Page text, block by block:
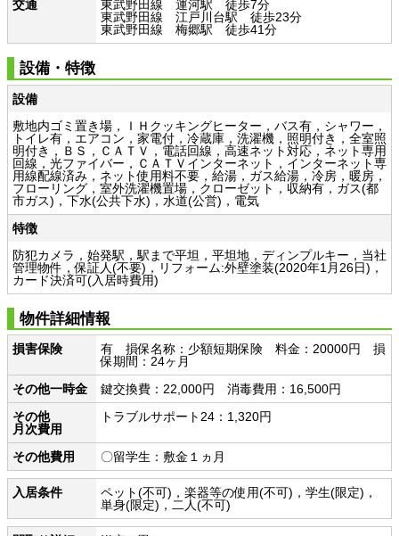
交通
東武野田線 運河駅 徒歩7分
東武野田線 江戸川台駅 徒歩23分
東武野田線 梅郷駅 徒歩41分
設備・特徴
設備
敷地内ゴミ置き場，ＩＨクッキングヒーター，バス有，シャワー，
トイレ有，エアコン，家電付，冷蔵庫，洗濯機，照明付き，全室照
明付き，ＢＳ，ＣＡＴＶ，電話回線，高速ネット対応，ネット専用
回線，光ファイバー，ＣＡＴＶインターネット，インターネット専
用線配線済み，ネット使用料不要，給湯，ガス給湯，冷房，暖房，
フローリング，室外洗濯機置場，クローゼット，収納有，ガス(都
市ガス)，下水(公共下水)，水道(公営)，電気
特徴
防犯カメラ，始発駅，駅まで平坦，平坦地，ディンプルキー，当社
管理物件，保証人(不要)，リフォーム:外壁塗装(2020年1月26日)，
カード決済可(入居時費用)
物件詳細情報
損害保険
有 損保名称：少額短期保険 料金：20000円 損
保期間：24ヶ月
その他一時金
鍵交換費：22,000円 消毒費用：16,500円
その他
月次費用
トラブルサポート24：1,320円
その他費用 〇留学生：敷金１ヵ月
入居条件
ペット(不可)，楽器等の使用(不可)，学生(限定)，
単身(限定)，二人(不可)